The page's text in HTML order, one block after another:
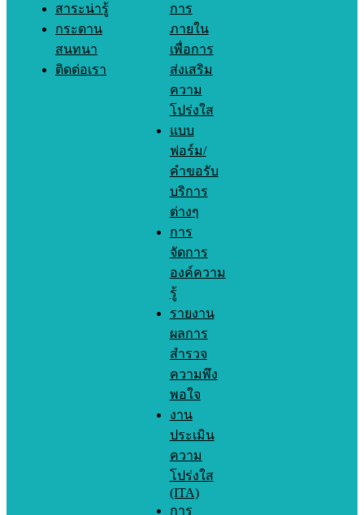
สาระน่ารู้
กระดาน
สนทนา
ติดต่อเรา
การ
ภายใน
เพื่อการ
ส่งเสริม
ความ
โปร่งใส
แบบ
ฟอร์ม/
คำขอรับ
บริการ
ต่างๆ
การ
จัดการ
องค์ความ
รู้
รายงาน
ผลการ
สำรวจ
ความพึง
พอใจ
งาน
ประเมิน
ความ
โปร่งใส
(ITA)
การ